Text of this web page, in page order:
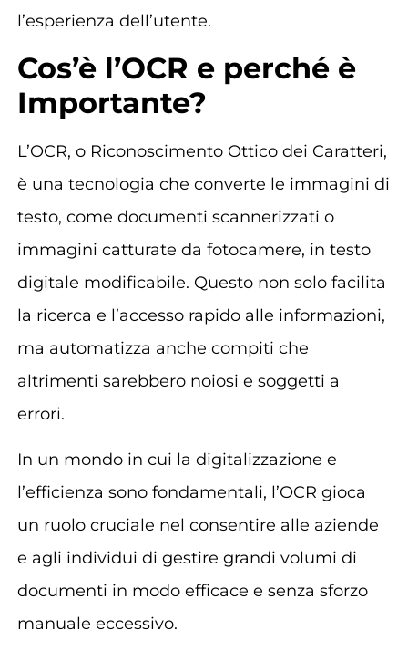
l’esperienza dell’utente.
Cos’è l’OCR e perché è
Importante?
L’OCR, o Riconoscimento Ottico dei Caratteri,
è una tecnologia che converte le immagini di
testo, come documenti scannerizzati o
immagini catturate da fotocamere, in testo
digitale modificabile. Questo non solo facilita
la ricerca e l’accesso rapido alle informazioni,
ma automatizza anche compiti che
altrimenti sarebbero noiosi e soggetti a
errori.
In un mondo in cui la digitalizzazione e
l’efficienza sono fondamentali, l’OCR gioca
un ruolo cruciale nel consentire alle aziende
e agli individui di gestire grandi volumi di
documenti in modo efficace e senza sforzo
manuale eccessivo.